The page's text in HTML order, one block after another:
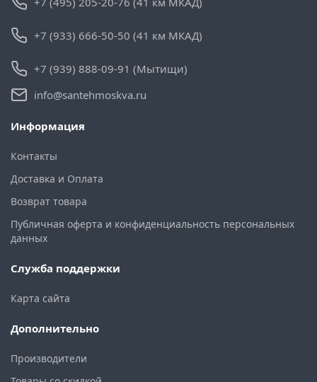
+7 (933) 666-50-50 (41 км МКАД)
+7 (939) 888-09-91 (Мытищи)
info@santehmoskva.ru
Информация
Контакты
Доставка и Оплата
Возврат товара
Публичная оферта и конфиденциальность персональных
данных
Служба поддержки
Карта сайта
Дополнительно
Производители